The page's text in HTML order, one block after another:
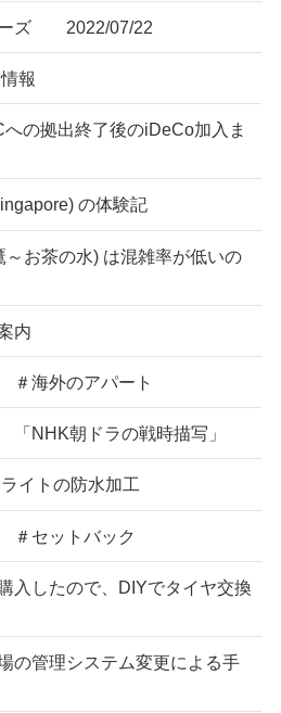
ーズ 2022/07/22
報
の拠出終了後のiDeCo加入ま
の体験記
お茶の水) は混雑率が低いの
内
海外のアパート
NHK朝ドラの戦時描写」
イトの防水加工
＃セットバック
入したので、DIYでタイヤ交換
の管理システム変更による手